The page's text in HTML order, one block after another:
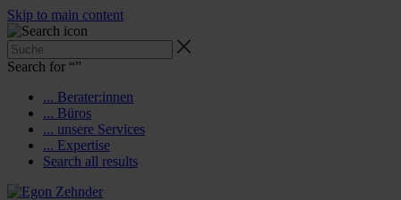
Skip to main content
Search for “”
... Berater:innen
... Büros
... unsere Services
... Expertise
Search all results